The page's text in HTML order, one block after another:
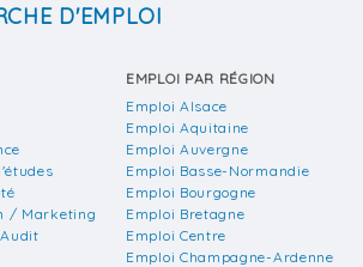
D'EMPLOI
/ Marketing
EMPLOI PAR RÉGION
Emploi Alsace
Emploi Aquitaine
Emploi Auvergne
Emploi Basse-Normandie
Emploi Bourgogne
Emploi Bretagne
Emploi Centre
Emploi Champagne-Ardenne